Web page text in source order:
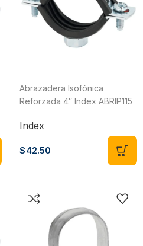
Abrazadera Isofónica
Reforzada 4″ Index ABRIP115
Index
$42.50